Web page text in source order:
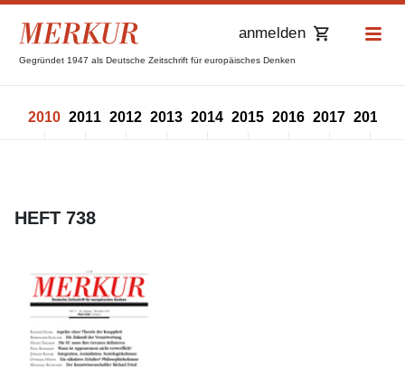
Gegründet 1947 als Deutsche Zeitschrift für europäisches Denken
anmelden
2010 2011 2012 2013 2014 2015 2016 2017 2018
HEFT 738